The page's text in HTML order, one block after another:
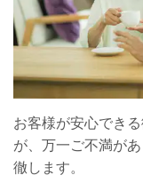
お客様が安心でき
が、万一ご不満が
徹します。